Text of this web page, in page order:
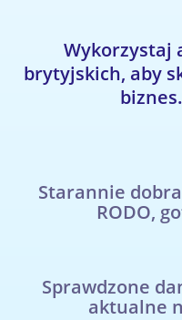
Wykorzystaj
brytyjskich, aby
Starannie
RODO,
Sprawdzone
aktualne